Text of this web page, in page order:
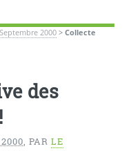
2000> Collecte
des
, PAR LE